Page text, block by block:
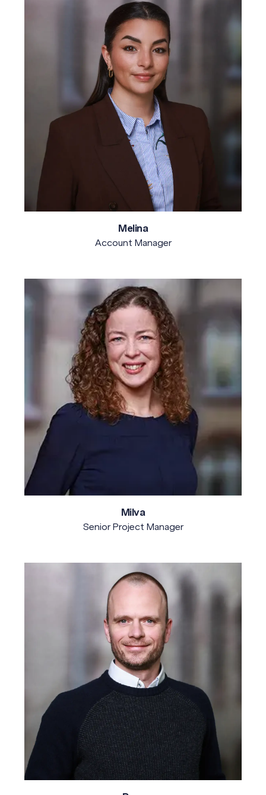
Melina
Account Manager
Milva
Senior Project Manager